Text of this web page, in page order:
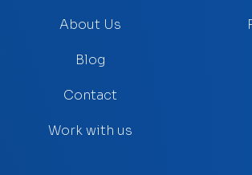
About Us
Blog
Contact
Work with us